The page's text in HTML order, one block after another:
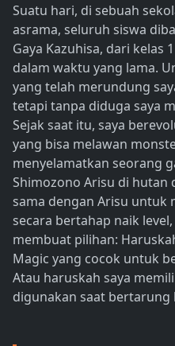
Suatu hari, di sebuah
asrama, seluruh siswa
Gaya Kazuhisa, dari kelas
dalam waktu yang lama.
yang telah merundung
tetapi tanpa diduga saya
Sejak saat itu, saya
yang bisa melawan
menyelamatkan seorang
Shimozono Arisu di hutan
sama dengan Arisu untuk
secara bertahap naik
membuat pilihan:
Magic yang cocok untuk
Atau haruskah saya
digunakan saat bertarung